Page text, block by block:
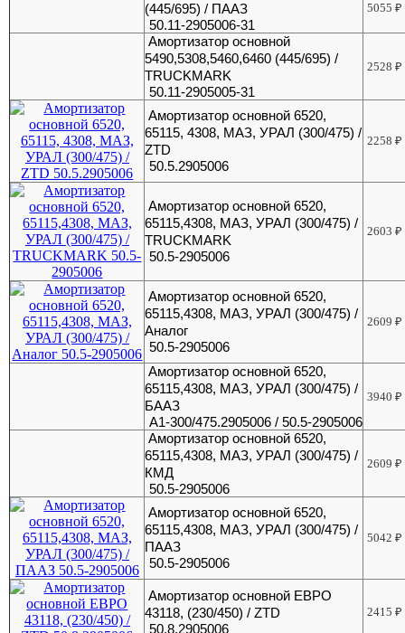
(445/695) / ПААЗ
50.11-2905006-31
5055₽
Амортизатор основной
5490,5308,5460,6460 (445/695) /
TRUCKMARK
50.11-2905005-31
2528₽
Амортизатор основной 6520,
65115, 4308, МАЗ, УРАЛ (300/475) /
ZTD
50.5.2905006
2258₽
Амортизатор основной 6520,
65115,4308, МАЗ, УРАЛ (300/475) /
TRUCKMARK
50.5-2905006
2603₽
Амортизатор основной 6520,
65115,4308, МАЗ, УРАЛ (300/475) /
Аналог
50.5-2905006
2609₽
Амортизатор основной 6520,
65115,4308, МАЗ, УРАЛ (300/475) /
БААЗ
А1-300/475.2905006 / 50.5-2905006
3940₽
Амортизатор основной 6520,
65115,4308, МАЗ, УРАЛ (300/475) /
КМД
50.5-2905006
2609₽
Амортизатор основной 6520,
65115,4308, МАЗ, УРАЛ (300/475) /
ПААЗ
50.5-2905006
5042₽
Амортизатор основной ЕВРО
43118, (230/450) / ZTD
50.8.2905006
2415₽